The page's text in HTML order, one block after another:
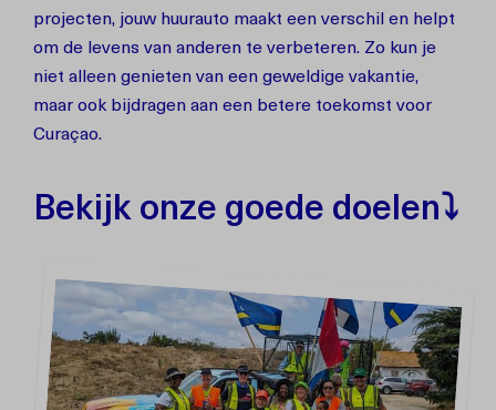
projecten, jouw huurauto maakt een verschil en helpt
om de levens van anderen te verbeteren. Zo kun je
niet alleen genieten van een geweldige vakantie,
maar ook bijdragen aan een betere toekomst voor
Curaçao.
Bekijk onze goede doelen⤵